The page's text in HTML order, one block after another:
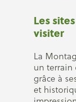
Les
visiter
La
un terrain
grâce à
et